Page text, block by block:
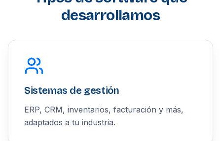
desarrollamos
Sistemas de gestión
ERP, CRM, inventarios, facturación y más,
adaptados a tu industria.